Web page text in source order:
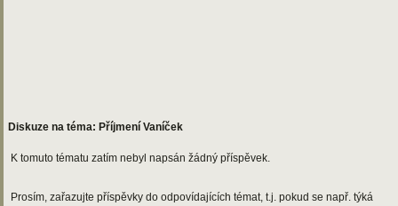
Diskuze na téma: Příjmení Vaníček
K tomuto tématu zatím nebyl napsán žádný příspěvek.
Prosím, zařazujte příspěvky do odpovídajících témat, t.j. pokud se např. týká